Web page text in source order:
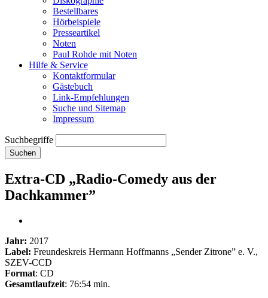
Bestellbares
Hörbeispiele
Presseartikel
Noten
Paul Rohde mit Noten
Hilfe & Service
Kontaktformular
Gästebuch
Link-Empfehlungen
Suche und Sitemap
Impressum
Suchbegriffe
Suchen
Extra-CD „Radio-Comedy aus der
Dachkammer”
Jahr: 2017
Label: Freundeskreis Hermann Hoffmanns „Sender Zitrone” e. V.,
SZEV-CCD
Format: CD
Gesamtlaufzeit: 76:54 min.